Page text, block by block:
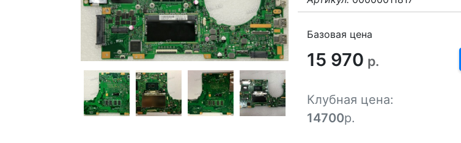
Базовая цена
15 970 р.
Клубная цена:
14700р.